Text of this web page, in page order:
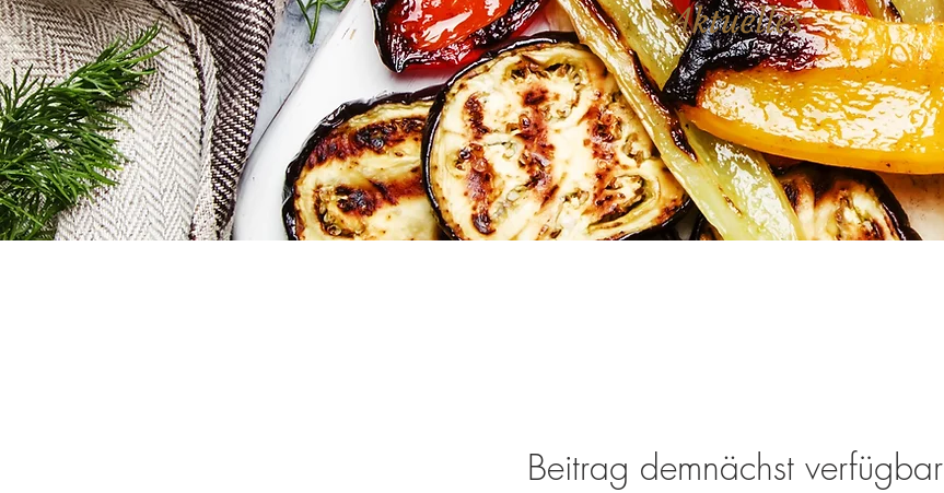
Aktuelles
Beitrag demnächst verfügbar